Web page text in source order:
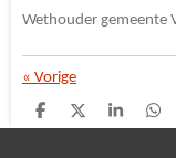
Wethouder gemeente
« Vorige
D
D
S
D